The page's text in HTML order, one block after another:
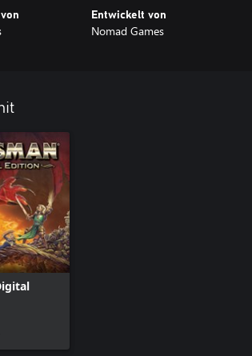
steht dann in allen Spielmodi zur Auswahl.
Entwickelt von
Nomad Games